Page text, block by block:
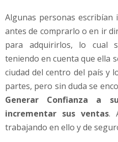
f
í
a
)
Algunas personas
antes de comprarlo o en ir
para adquirirlos, lo cual
teniendo en cuenta que ella
ciudad del centro del país y
partes, pero sin duda se
Generar Confianza a
incrementar sus ventas.
trabajando en ello y de